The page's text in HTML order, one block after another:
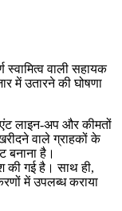
स्वामित्व वाली सहायक
में उतारने की घोषणा
लाइन-अप और कीमतों
वाले ग्राहकों के
बनाना है।
की गई है। साथ ही,
में उपलब्ध कराया